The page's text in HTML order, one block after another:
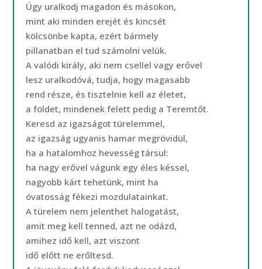
Úgy uralkodj magadon és másokon,
mint aki minden erejét és kincsét
kölcsönbe kapta, ezért bármely
pillanatban el tud számolni velük.
A valódi király, aki nem csellel vagy erővel
lesz uralkodóvá, tudja, hogy magasabb
rend része, és tisztelnie kell az életet,
a földet, mindenek felett pedig a Teremtőt.
Keresd az igazságot türelemmel,
az igazság ugyanis hamar megrövidül,
ha a hatalomhoz hevesség társul:
ha nagy erővel vágunk egy éles késsel,
nagyobb kárt tehetünk, mint ha
óvatosság fékezi mozdulatainkat.
A türelem nem jelenthet halogatást,
amit meg kell tenned, azt ne odázd,
amihez idő kell, azt viszont
idő előtt ne erőltesd.